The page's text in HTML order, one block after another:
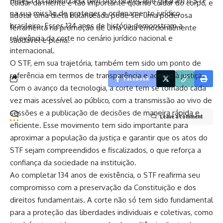
Cuidar da mente é tão importante quanto cuidar do corpo, e
adotar uma dieta balanceada pode ser uma poderosa
ferramenta na promoção de uma vida emocionalmente
saudável e plena.
Facebook
Leave a comment
na sua missão de proteger o ordenamento jurídico
brasileiro. Esses 134 anos de história demonstram a
relevância da corte no cenário jurídico nacional e
internacional.
O STF, em sua trajetória, também tem sido um ponto de
referência em termos de transparência e acesso à justiça.
Com o avanço da tecnologia, a corte tem se tornado cada
vez mais acessível ao público, com a transmissão ao vivo de
sessões e a publicação de decisões de maneira rápida e
eficiente. Esse movimento tem sido importante para
aproximar a população da justiça e garantir que os atos do
STF sejam compreendidos e fiscalizados, o que reforça a
confiança da sociedade na instituição.
Ao completar 134 anos de existência, o STF reafirma seu
compromisso com a preservação da Constituição e dos
direitos fundamentais. A corte não só tem sido fundamental
para a proteção das liberdades individuais e coletivas, como